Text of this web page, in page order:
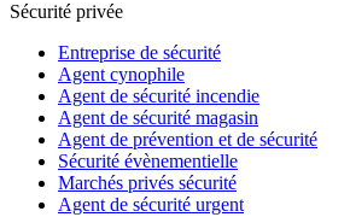
Sécurité privée
Entreprise de sécurité
Agent cynophile
Agent de sécurité incendie
Agent de sécurité magasin
Agent de prévention et de sécurité
Sécurité évènementielle
Marchés privés sécurité
Agent de sécurité urgent